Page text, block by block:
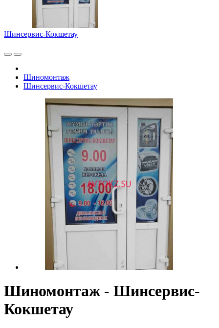
Шинсервис-Кокшетау
Шиномонтаж
Шинсервис-Кокшетау
Шиномонтаж - Шинсервис-
Кокшетау